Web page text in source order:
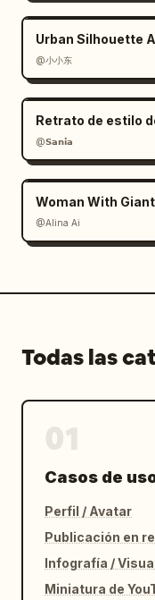
Urban Silhouette
@小小东
@𝗦𝗮𝗻𝗶𝗮
Woman With
@Alina Ai
Todas las
Casos de
Perfil / Avatar
Publicación en
Infografía /
Miniatura de